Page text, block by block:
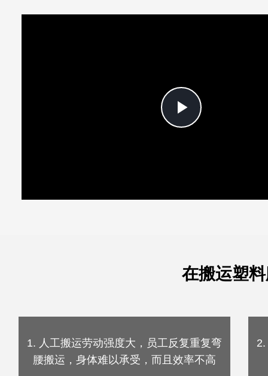
Play
在搬运塑
1. 人工搬运劳动强度大，员工反复重复弯
腰搬运，身体难以承受，而且效率不高